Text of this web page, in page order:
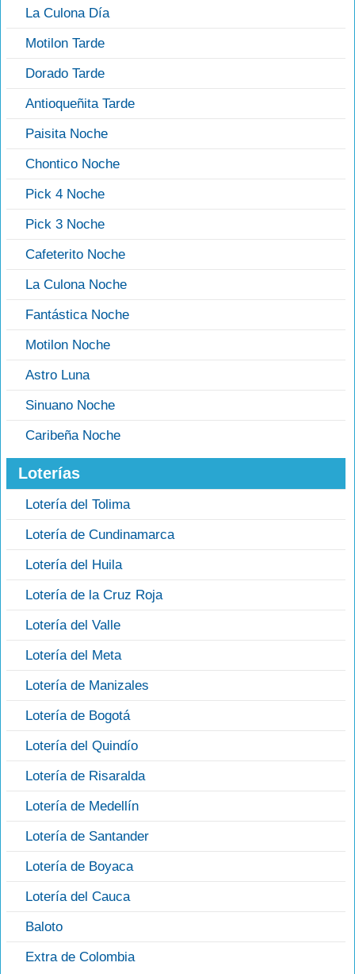
La Culona Día
Motilon Tarde
Dorado Tarde
Antioqueñita Tarde
Paisita Noche
Chontico Noche
Pick 4 Noche
Pick 3 Noche
Cafeterito Noche
La Culona Noche
Fantástica Noche
Motilon Noche
Astro Luna
Sinuano Noche
Caribeña Noche
Loterías
Lotería del Tolima
Lotería de Cundinamarca
Lotería del Huila
Lotería de la Cruz Roja
Lotería del Valle
Lotería del Meta
Lotería de Manizales
Lotería de Bogotá
Lotería del Quindío
Lotería de Risaralda
Lotería de Medellín
Lotería de Santander
Lotería de Boyaca
Lotería del Cauca
Baloto
Extra de Colombia